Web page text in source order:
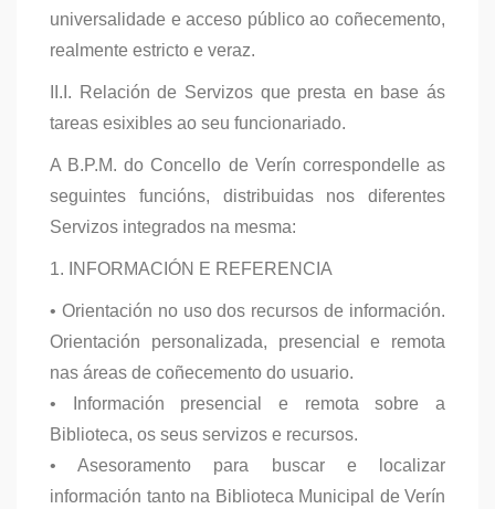
universalidade e acceso público ao coñecemento,
realmente estricto e veraz.
II.I. Relación de Servizos que presta en base ás
tareas esixibles ao seu funcionariado.
A B.P.M. do Concello de Verín correspondelle as
seguintes funcións, distribuidas nos diferentes
Servizos integrados na mesma:
1. INFORMACIÓN E REFERENCIA
• Orientación no uso dos recursos de información.
Orientación personalizada, presencial e remota
nas áreas de coñecemento do usuario.
• Información presencial e remota sobre a
Biblioteca, os seus servizos e recursos.
• Asesoramento para buscar e localizar
información tanto na Biblioteca Municipal de Verín